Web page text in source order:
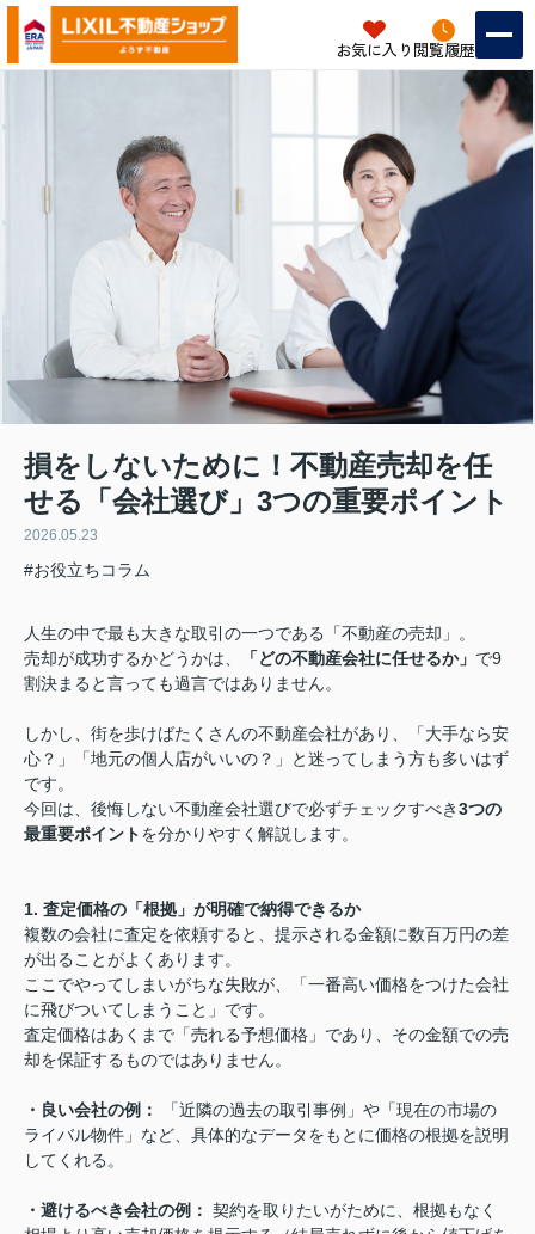
お気に入り 閲覧履歴
損をしないために！不動産売却を任
せる「会社選び」3つの重要ポイント
2026.05.23
#お役立ちコラム
人生の中で最も大きな取引の一つである「不動産の売却」。
売却が成功するかどうかは、
「どの不動産会社に任せるか」 で9
割決まると言っても過言ではありません。
しかし、街を歩けばたくさんの不動産会社があり、「大手なら安
心？」「地元の個人店がいいの？」と迷ってしまう方も多いはず
です。
今回は、後悔しない不動産会社選びで必ずチェックすべき3つの
最重要ポイントを分かりやすく解説します。
1. 査定価格の「根拠」が明確で納得できるか
複数の会社に査定を依頼すると、提示される金額に数百万円の差
が出ることがよくあります。
ここでやってしまいがちな失敗が、「一番高い価格をつけた会社
に飛びついてしまうこと」です。
査定価格はあくまで「売れる予想価格」であり、その金額での売
却を保証するものではありません。
・良い会社の例：
「近隣の過去の取引事例」や「現在の市場の
ライバル物件」など、具体的なデータをもとに価格の根拠を説明
してくれる。
・避けるべき会社の例： 契約を取りたいがために、根拠もなく